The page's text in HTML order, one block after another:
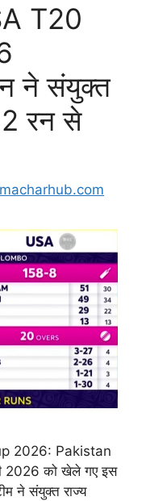
T20
ने संयुक्त
रन से
2026: Pakistan
2026 को खेले गए इस
ने संयुक्त राज्य